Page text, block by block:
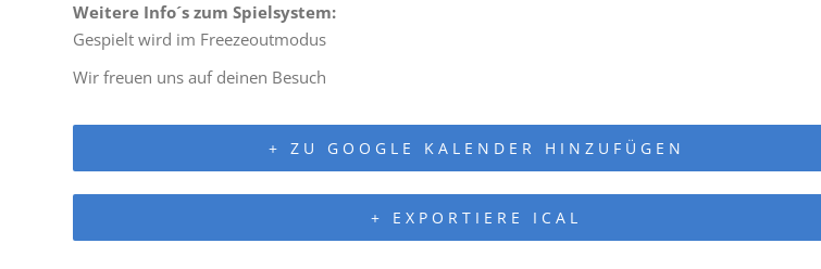
Weitere Info´s zum Spielsystem:
Gespielt wird im Freezeoutmodus
Wir freuen uns auf deinen Besuch
+ ZU GOOGLE KALENDER HINZUFÜGEN
+ EXPORTIERE ICAL